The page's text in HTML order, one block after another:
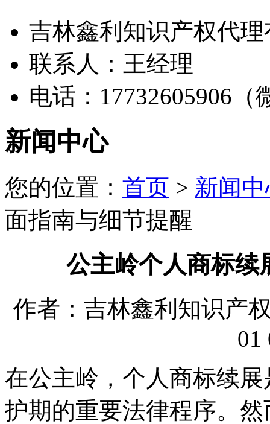
吉林鑫利知识产权代
联系人：王经理
电话：17732605906（
新闻中心
您的位置： 首页 > 新闻
面指南与细节提醒
公主岭个人商标续
作者：吉林鑫利知识产
01
在公主岭，个人商标续
护期的重要法律程序。